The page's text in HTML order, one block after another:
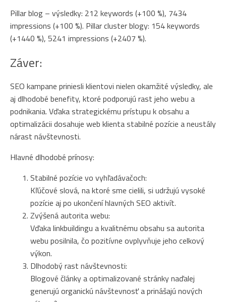
Pillar blog – výsledky: 212 keywords (+100 %), 7434
impressions (+100 %). Pillar cluster blogy: 154 keywords
(+1440 %), 5241 impressions (+2407 %).
Záver:
SEO kampane priniesli klientovi nielen okamžité výsledky, ale
aj dlhodobé benefity, ktoré podporujú rast jeho webu a
podnikania. Vďaka strategickému prístupu k obsahu a
optimalizácii dosahuje web klienta stabilné pozície a neustály
nárast návštevnosti.
Hlavné dlhodobé prínosy:
Stabilné pozície vo vyhľadávačoch:
Kľúčové slová, na ktoré sme cielili, si udržujú vysoké
pozície aj po ukončení hlavných SEO aktivít.
Zvýšená autorita webu:
Vďaka linkbuildingu a kvalitnému obsahu sa autorita
webu posilnila, čo pozitívne ovplyvňuje jeho celkový
výkon.
Dlhodobý rast návštevnosti:
Blogové články a optimalizované stránky naďalej
generujú organickú návštevnosť a prinášajú nových